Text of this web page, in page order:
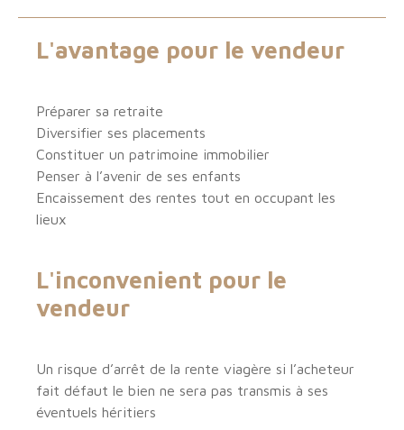
L'avantage pour le vendeur
Préparer sa retraite
Diversifier ses placements
Constituer un patrimoine immobilier
Penser à l’avenir de ses enfants
Encaissement des rentes tout en occupant les
lieux
L'inconvenient pour le
vendeur
Un risque d’arrêt de la rente viagère si l’acheteur
fait défaut le bien ne sera pas transmis à ses
éventuels héritiers